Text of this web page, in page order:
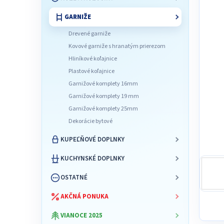
GARNIŽE
Drevené garniže
Kovové garniže s hranatým prierezom
Hliníkové koľajnice
Plastové koľajnice
Garnižové komplety 16mm
Garnižové komplety 19 mm
Garnižové komplety 25mm
Dekorácie bytové
KUPEĽŇOVÉ DOPLNKY
KUCHYNSKÉ DOPLNKY
OSTATNÉ
AKČNÁ PONUKA
VIANOCE 2025